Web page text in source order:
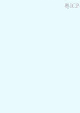
粤